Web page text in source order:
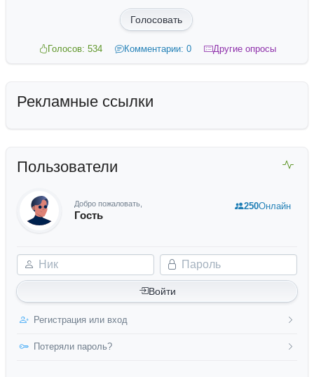
Голосовать
Голосов: 534 Комментарии: 0 Другие опросы
Рекламные ссылки
Пользователи
Добро пожаловать,
Гость
Ник Пароль
Войти
Регистрация или вход
Потеряли пароль?
250Онлайн